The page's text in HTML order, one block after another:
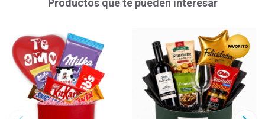
Productos que te pueden interesar